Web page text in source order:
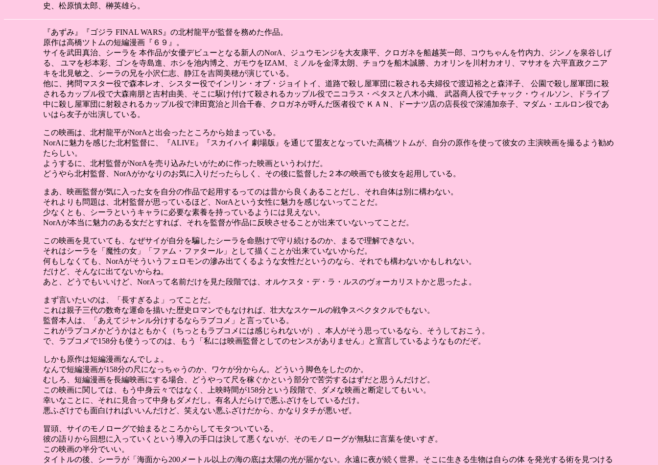
史、松原慎太郎、榊英雄ら。
『あずみ』『ゴジラ FINAL WARS』の北村龍平が監督を務めた作品。
原作は高橋ツトムの短編漫画『６９』。
サイを武田真治、シーラを 本作品が女優デビューとなる新人のNorA、ジュウモンジを大友康平、クロガネを船越英一郎、コウちゃんを竹内力、ジンノを泉谷しげ
る、 ユマを杉本彩、ゴンを寺島進、ホシを池内博之、ガモウをIZAM、ミノルを金澤太朗、チョウを船木誠勝、カオリンを川村カオリ、マサオを 六平直政クニア
キを北見敏之、シーラの兄を小沢仁志、静江を吉岡美穂が演じている。
他に、拷問マスター役で森本レオ、シスター役でインリン・オブ・ジョイトイ、道路で殺し屋軍団に殺される夫婦役で渡辺裕之と森洋子、 公園で殺し屋軍団に殺
されるカップル役で大森南朋と吉村由美、そこに駆け付けて殺されるカップル役でニコラス・ペタスと八木小織、 武器商人役でチャック・ウィルソン、ドライブ
中に殺し屋軍団に射殺されるカップル役で津田寛治と川合千春、クロガネが呼んだ医者役で ＫＡＮ、ドーナツ店の店長役で深浦加奈子、マダム・エルロン役であ
いはら友子が出演している。
この映画は、北村龍平がNorAと出会ったところから始まっている。
NorAに魅力を感じた北村監督に、『ALIVE』『スカイハイ 劇場版』を通じて盟友となっていた高橋ツトムが、自分の原作を使って彼女の 主演映画を撮るよう勧め
たらしい。
ようするに、北村監督がNorAを売り込みたいがために作った映画というわけだ。
どうやら北村監督、NorAがかなりのお気に入りだったらしく、その後に監督した２本の映画でも彼女を起用している。
まあ、映画監督が気に入った女を自分の作品で起用するってのは昔から良くあることだし、それ自体は別に構わない。
それよりも問題は、北村監督が思っているほど、NorAという女性に魅力を感じないってことだ。
少なくとも、シーラというキャラに必要な素養を持っているようには見えない。
NorAが本当に魅力のある女だとすれば、それを監督が作品に反映させることが出来ていないってことだ。
この映画を見ていても、なぜサイが自分を騙したシーラを命懸けで守り続けるのか、まるで理解できない。
それはシーラを「魔性の女」「ファム・ファタール」として描くことが出来ていないからだ。
何もしなくても、NorAがそういうフェロモンの滲み出てくるような女性だというのなら、それでも構わないかもしれない。
だけど、そんなに出てないからね。
あと、どうでもいいけど、NorAって名前だけを見た段階では、オルケスタ・デ・ラ・ルスのヴォーカリストかと思ったよ。
まず言いたいのは、「長すぎるよ」ってことだ。
これは親子三代の数奇な運命を描いた歴史ロマンでもなければ、壮大なスケールの戦争スペクタクルでもない。
監督本人は、「あえてジャンル分けするならラブコメ」と言っている。
これがラブコメかどうかはともかく（ちっともラブコメには感じられないが）、本人がそう思っているなら、そうしておこう。
で、ラブコメで158分も使うってのは、もう「私には映画監督としてのセンスがありません」と宣言しているようなものだぞ。
しかも原作は短編漫画なんでしょ。
なんで短編漫画が158分の尺になっちゃうのか、ワケが分からん。どういう脚色をしたのか。
むしろ、短編漫画を長編映画にする場合、どうやって尺を稼ぐかという部分で苦労するはずだと思うんだけど。
この映画に関しては、もう中身云々ではなく、上映時間が158分という段階で、ダメな映画と断定してもいい。
幸いなことに、それに見合って中身もダメだし。有名人だらけで悪ふざけをしているだけ。
悪ふざけでも面白ければいいんだけど、笑えない悪ふざけだから、かなりタチが悪いぜ。
冒頭、サイのモノローグで始まるところからしてモタついている。
彼の語りから回想に入っていくという導入の手口は決して悪くないが、そのモノローグが無駄に言葉を使いすぎ。
この映画の半分でいい。
タイトルの後、シーラが「海面から200メートル以上の海の底は太陽の光が届かない。永遠に夜が続く世界。そこに生きる生物は自らの体 を発光する術を見つける